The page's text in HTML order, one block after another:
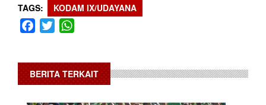
TAGS KODAM IX/UDAYANA
Facebook
Twitter
BERITA TERKAIT